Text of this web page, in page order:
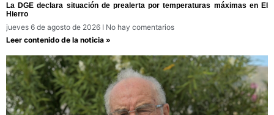
La DGE declara situación de prealerta por temperaturas máximas en El
Hierro
jueves 6 de agosto de 2026
No hay comentarios
Leer contenido de la noticia »